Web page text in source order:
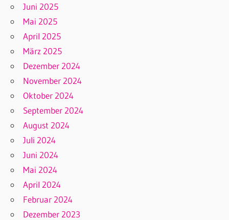
Juni 2025
Mai 2025
April 2025
März 2025
Dezember 2024
November 2024
Oktober 2024
September 2024
August 2024
Juli 2024
Juni 2024
Mai 2024
April 2024
Februar 2024
Dezember 2023